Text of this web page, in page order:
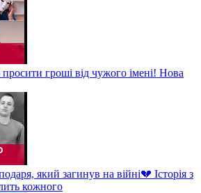
гроші від чужого імені! Нова
який загинув на війні💔 Історія з
кожного